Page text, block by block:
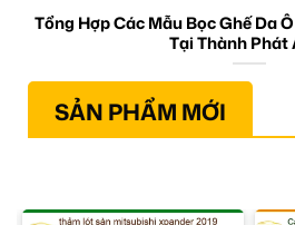
Tổng Hợp Các Mẫu Bọc Ghế Da
Tại Thành Phát
SẢN PHẨM MỚI